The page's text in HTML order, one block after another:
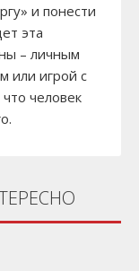
и понести
эта
– личным
или игрой с
человек